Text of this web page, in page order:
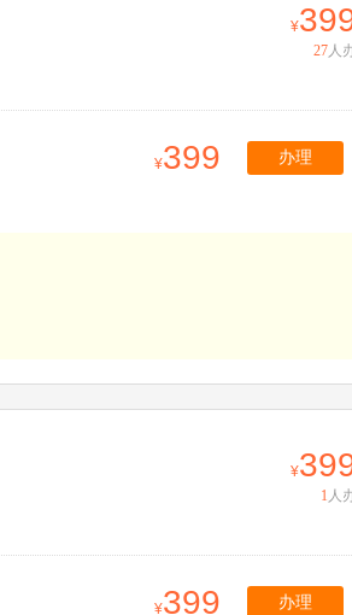
27人
399 办理
1 人
399 办理